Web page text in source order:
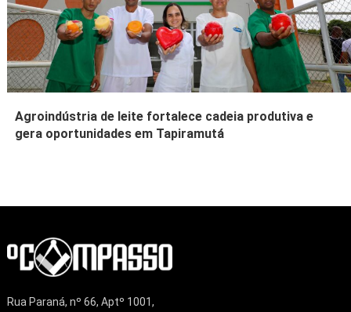
Agroindústria de leite fortalece cadeia produtiva e
gera oportunidades em Tapiramutá
Rua Paraná, nº 66, Aptº 1001,